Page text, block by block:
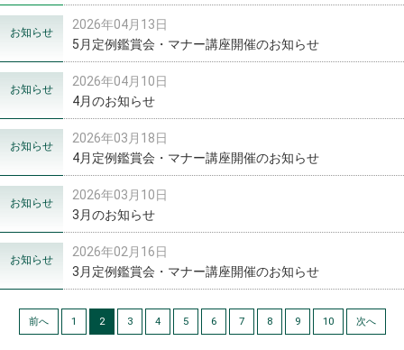
2026年04月13日
お知らせ
5月定例鑑賞会・マナー講座開催のお知らせ
2026年04月10日
お知らせ
4月のお知らせ
2026年03月18日
お知らせ
4月定例鑑賞会・マナー講座開催のお知らせ
2026年03月10日
お知らせ
3月のお知らせ
2026年02月16日
お知らせ
3月定例鑑賞会・マナー講座開催のお知らせ
前へ 1 2 3 4 5 6 7 8 9 10 次へ